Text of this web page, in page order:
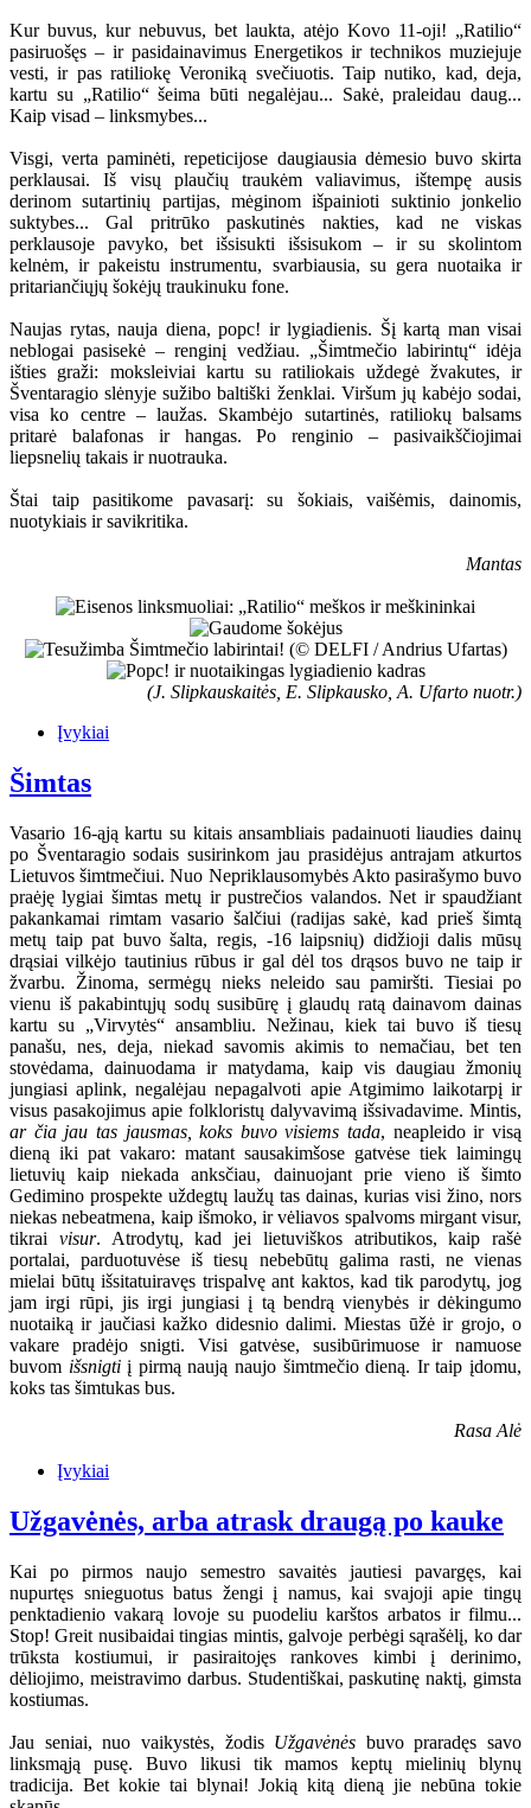
Kur buvus, kur nebuvus, bet laukta, atėjo Kovo 11-oji! „Ratilio“
pasiruošęs – ir pasidainavimus Energetikos ir technikos muziejuje
vesti, ir pas ratiliokę Veroniką svečiuotis. Taip nutiko, kad, deja,
kartu su „Ratilio“ šeima būti negalėjau... Sakė, praleidau daug...
Kaip visad – linksmybes...
Visgi, verta paminėti, repeticijose daugiausia dėmesio buvo skirta
perklausai. Iš visų plaučių traukėm valiavimus, ištempę ausis
derinom sutartinių partijas, mėginom išpainioti suktinio jonkelio
suktybes... Gal pritrūko paskutinės nakties, kad ne viskas
perklausoje pavyko, bet išsisukti išsisukom – ir su skolintom
kelnėm, ir pakeistu instrumentu, svarbiausia, su gera nuotaika ir
pritariančiųjų šokėjų traukinuku fone.
Naujas rytas, nauja diena, popc! ir lygiadienis. Šį kartą man visai
neblogai pasisekė – renginį vedžiau. „Šimtmečio labirintų“ idėja
išties graži: moksleiviai kartu su ratiliokais uždegė žvakutes, ir
Šventaragio slėnyje sužibo baltiški ženklai. Viršum jų kabėjo sodai,
visa ko centre – laužas. Skambėjo sutartinės, ratiliokų balsams
pritarė balafonas ir hangas. Po renginio – pasivaikščiojimai
liepsnelių takais ir nuotrauka.
Štai taip pasitikome pavasarį: su šokiais, vaišėmis, dainomis,
nuotykiais ir savikritika.
Mantas
(J. Slipkauskaitės, E. Slipkausko, A. Ufarto nuotr.)
Įvykiai
Šimtas
Vasario 16-ąją kartu su kitais ansambliais padainuoti liaudies dainų
po Šventaragio sodais susirinkom jau prasidėjus antrajam atkurtos
Lietuvos šimtmečiui. Nuo Nepriklausomybės Akto pasirašymo buvo
praėję lygiai šimtas metų ir pustrečios valandos. Net ir spaudžiant
pakankamai rimtam vasario šalčiui (radijas sakė, kad prieš šimtą
metų taip pat buvo šalta, regis, -16 laipsnių) didžioji dalis mūsų
drąsiai vilkėjo tautinius rūbus ir gal dėl tos drąsos buvo ne taip ir
žvarbu. Žinoma, sermėgų nieks neleido sau pamiršti. Tiesiai po
vienu iš pakabintųjų sodų susibūrę į glaudų ratą dainavom dainas
kartu su „Virvytės“ ansambliu. Nežinau, kiek tai buvo iš tiesų
panašu, nes, deja, niekad savomis akimis to nemačiau, bet ten
stovėdama, dainuodama ir matydama, kaip vis daugiau žmonių
jungiasi aplink, negalėjau nepagalvoti apie Atgimimo laikotarpį ir
visus pasakojimus apie folkloristų dalyvavimą išsivadavime. Mintis,
ar čia jau tas jausmas, koks buvo visiems tada, neapleido ir visą
dieną iki pat vakaro: matant sausakimšose gatvėse tiek laimingų
lietuvių kaip niekada anksčiau, dainuojant prie vieno iš šimto
Gedimino prospekte uždegtų laužų tas dainas, kurias visi žino, nors
niekas nebeatmena, kaip išmoko, ir vėliavos spalvoms mirgant visur,
tikrai visur. Atrodytų, kad jei lietuviškos atributikos, kaip rašė
portalai, parduotuvėse iš tiesų nebebūtų galima rasti, ne vienas
mielai būtų išsitatuiravęs trispalvę ant kaktos, kad tik parodytų, jog
jam irgi rūpi, jis irgi jungiasi į tą bendrą vienybės ir dėkingumo
nuotaiką ir jaučiasi kažko didesnio dalimi. Miestas ūžė ir grojo, o
vakare pradėjo snigti. Visi gatvėse, susibūrimuose ir namuose
buvom išsnigtiį pirmą naują naujo šimtmečio dieną. Ir taip įdomu,
koks tas šimtukas bus.
Rasa Alė
Įvykiai
Užgavėnės, arba atrask draugą po kauke
Kai po pirmos naujo semestro savaitės jautiesi pavargęs, kai
nupurtęs snieguotus batus žengi į namus, kai svajoji apie tingų
penktadienio vakarą lovoje su puodeliu karštos arbatos ir filmu...
Stop! Greit nusibaidai tingias mintis, galvoje perbėgi sąrašėlį, ko dar
trūksta kostiumui, ir pasiraitojęs rankoves kimbi į derinimo,
dėliojimo, meistravimo darbus. Studentiškai, paskutinę naktį, gimsta
kostiumas.
Jau seniai, nuo vaikystės, žodis Užgavėnės buvo praradęs savo
linksmąją pusę. Buvo likusi tik mamos keptų mielinių blynų
tradicija. Bet kokie tai blynai! Jokią kitą dieną jie nebūna tokie